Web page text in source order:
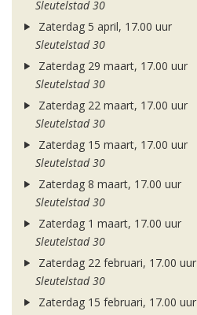
Sleutelstad 30
Zaterdag 5 april, 17.00 uur
Sleutelstad 30
Zaterdag 29 maart, 17.00 uur
Sleutelstad 30
Zaterdag 22 maart, 17.00 uur
Sleutelstad 30
Zaterdag 15 maart, 17.00 uur
Sleutelstad 30
Zaterdag 8 maart, 17.00 uur
Sleutelstad 30
Zaterdag 1 maart, 17.00 uur
Sleutelstad 30
Zaterdag 22 februari, 17.00 uur
Sleutelstad 30
Zaterdag 15 februari, 17.00 uur